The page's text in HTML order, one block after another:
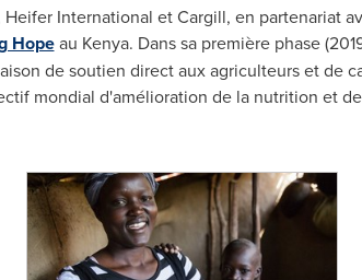
International et Cargill, en partenariat
Hopeau Kenya. Dans sa première phase
de soutien direct aux agriculteurs et de
mondial d'amélioration de la nutrition et